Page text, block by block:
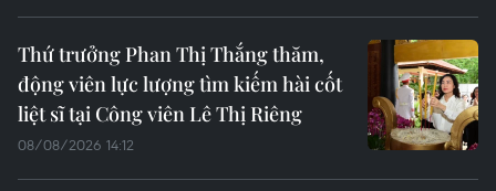
Thứ trưởng Phan Thị Thắng thăm,
động viên lực lượng tìm kiếm hài cốt
liệt sĩ tại Công viên Lê Thị Riêng
08/08/2026 14:12